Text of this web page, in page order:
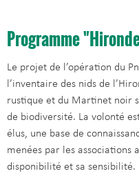
Programme
Le projet de l’opération du
l’inventaire des nids de
rustique et du Martinet noir
de biodiversité. La volonté
élus, une base de
menées par les associations
disponibilité et sa sensibilité.